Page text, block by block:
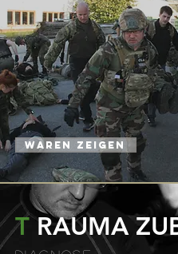
WAREN ZEIGEN
T RAUMA